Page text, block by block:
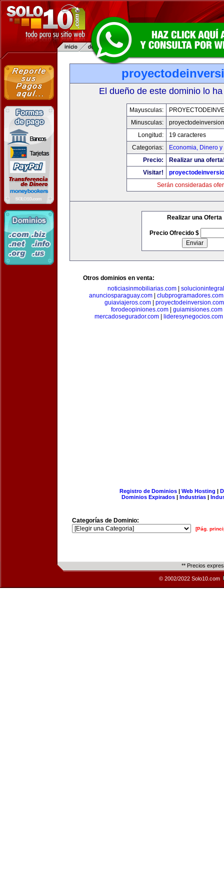
El dueño de este dominio lo
Mayusculas:
Minusculas:
Longitud:
19 caracteres
Categorias:
Economia, Dinero
Precio:
Realizar una
Visitar!
Serán consideradas
Realizar una Oferta
Precio Ofrecido $
Otros dominios en venta:
noticiasinmobiliarias.com
anunciosparaguay.com
clubprogramadores.com
guiaviajeros.com| proyectodeinversion.com
forodeopiniones.com
guiamisiones.com
mercadosegurador.com
lideresynegocios.com
Registro de Dominios| Web Hosting |
Dominios Expirados | Industrias |
Categorías de Dominio:
[Pág.
** Precios
© 2002/2022 Solo10.com